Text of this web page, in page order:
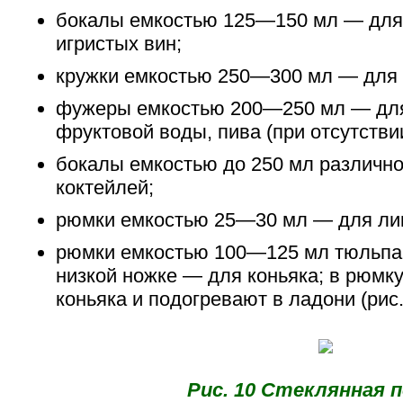
бокалы емкостью 125—150 мл —
игристых вин;
кружки емкостью 250—300 мл — для
фужеры емкостью 200—250 мл —
фруктовой воды, пива (при
бокалы емкостью до 250 мл
коктейлей;
рюмки емкостью 25—30 мл — для
рюмки емкостью 100—125 мл
низкой ножке — для коньяка; в
коньяка и подогревают в ладони
Рис. 10 Стеклянная